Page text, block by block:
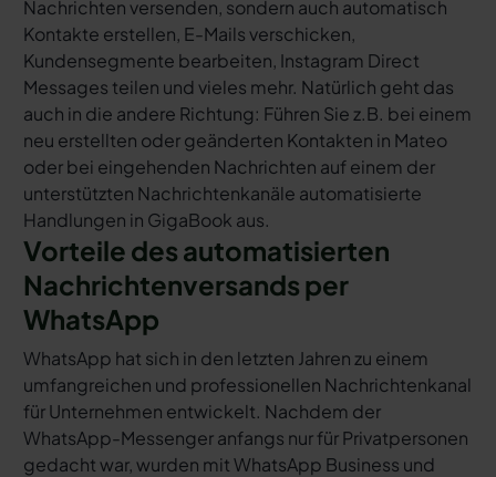
Nachrichten versenden, sondern auch automatisch
Kontakte erstellen, E-Mails verschicken,
Kundensegmente bearbeiten, Instagram Direct
Messages teilen und vieles mehr. Natürlich geht das
auch in die andere Richtung: Führen Sie z.B. bei einem
neu erstellten oder geänderten Kontakten in Mateo
oder bei eingehenden Nachrichten auf einem der
unterstützten Nachrichtenkanäle automatisierte
Handlungen in GigaBook aus.
Vorteile des automatisierten
Nachrichtenversands per
WhatsApp
WhatsApp hat sich in den letzten Jahren zu einem
umfangreichen und professionellen Nachrichtenkanal
für Unternehmen entwickelt. Nachdem der
WhatsApp-Messenger anfangs nur für Privatpersonen
gedacht war, wurden mit WhatsApp Business und